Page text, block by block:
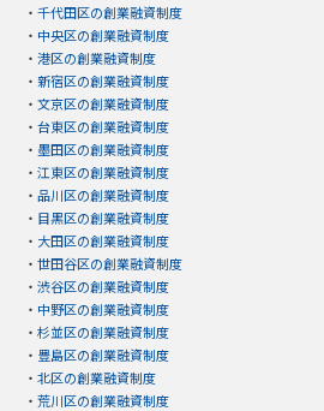
・ 千代田区の創業融資制度
・ 中央区の創業融資制度
・ 港区の創業融資制度
・ 新宿区の創業融資制度
・ 文京区の創業融資制度
・ 台東区の創業融資制度
・ 墨田区の創業融資制度
・ 江東区の創業融資制度
・ 品川区の創業融資制度
・ 目黒区の創業融資制度
・ 大田区の創業融資制度
・ 世田谷区の創業融資制度
・ 渋谷区の創業融資制度
・ 中野区の創業融資制度
・ 杉並区の創業融資制度
・ 豊島区の創業融資制度
・ 北区の創業融資制度
・ 荒川区の創業融資制度